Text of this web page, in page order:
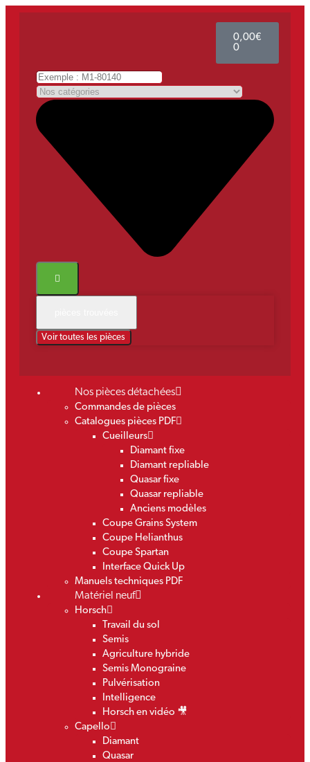
0,00€
0
Voir toutes les pièces
Nos pièces détachées
Commandes de pièces
Catalogues pièces PDF
Cueilleurs
Diamant fixe
Diamant repliable
Quasar fixe
Quasar repliable
Anciens modèles
Coupe Grains System
Coupe Helianthus
Coupe Spartan
Interface Quick Up
Manuels techniques PDF
Matériel neuf
Horsch
Travail du sol
Semis
Agriculture hybride
Semis Monograine
Pulvérisation
Intelligence
Horsch en vidéo 🎥
Capello
Diamant
Quasar